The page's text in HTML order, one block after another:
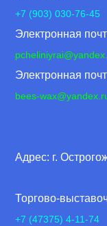
+7 (903) 030-76-45
Электронная
pcheliniyrai
Электронная
bees-
Адрес: г.
Торгово-
+7 (47375) 4-11-74